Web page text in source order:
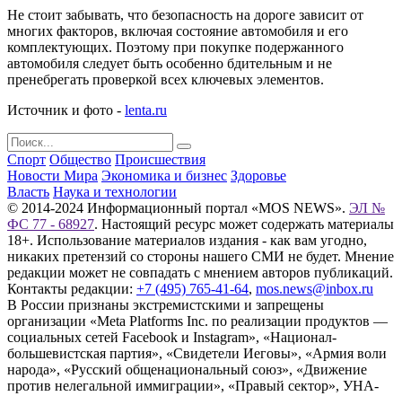
Не стоит забывать, что безопасность на дороге зависит от
многих факторов, включая состояние автомобиля и его
комплектующих. Поэтому при покупке подержанного
автомобиля следует быть особенно бдительным и не
пренебрегать проверкой всех ключевых элементов.
Источник и фото - lenta.ru
Спорт Общество Происшествия
Новости Мира Экономика и бизнес Здоровье
Власть Наука и технологии
© 2014-2024 Информационный портал «MOS NEWS». ЭЛ №
ФС 77 - 68927. Настоящий ресурс может содержать материалы
18+. Использование материалов издания - как вам угодно,
никаких претензий со стороны нашего СМИ не будет. Мнение
редакции может не совпадать с мнением авторов публикаций.
Контакты редакции: +7 (495) 765-41-64, mos.news@inbox.ru
В России признаны экстремистскими и запрещены
организации «Meta Platforms Inc. по реализации продуктов —
социальных сетей Facebook и Instagram», «Национал-
большевистская партия», «Свидетели Иеговы», «Армия воли
народа», «Русский общенациональный союз», «Движение
против нелегальной иммиграции», «Правый сектор», УНА-